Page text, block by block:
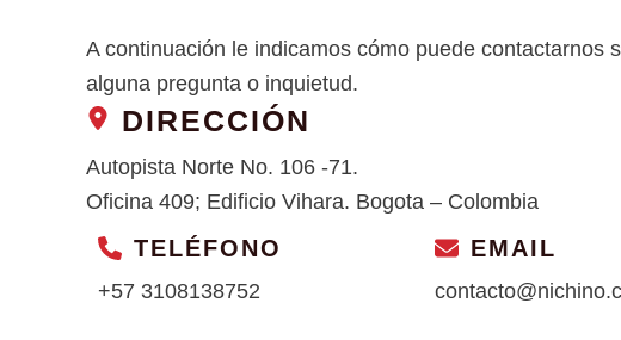
A continuación le indicamos cómo puede contactarnos
alguna pregunta o inquietud.
DIRECCIÓN
Autopista Norte No. 106 -71.
Oficina 409; Edificio Vihara. Bogota – Colombia
TELÉFONO
+57 3108138752
EMAIL